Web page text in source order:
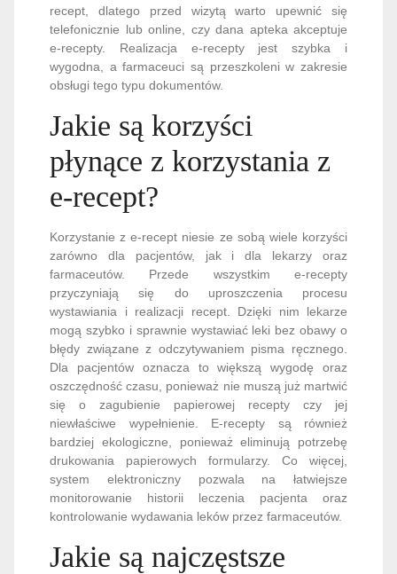
recept, dlatego przed wizytą warto upewnić się
telefonicznie lub online, czy dana apteka akceptuje
e-recepty. Realizacja e-recepty jest szybka i
wygodna, a farmaceuci są przeszkoleni w zakresie
obsługi tego typu dokumentów.
Jakie są korzyści
płynące z korzystania z
e-recept?
Korzystanie z e-recept niesie ze sobą wiele korzyści
zarówno dla pacjentów, jak i dla lekarzy oraz
farmaceutów. Przede wszystkim e-recepty
przyczyniają się do uproszczenia procesu
wystawiania i realizacji recept. Dzięki nim lekarze
mogą szybko i sprawnie wystawiać leki bez obawy o
błędy związane z odczytywaniem pisma ręcznego.
Dla pacjentów oznacza to większą wygodę oraz
oszczędność czasu, ponieważ nie muszą już martwić
się o zagubienie papierowej recepty czy jej
niewłaściwe wypełnienie. E-recepty są również
bardziej ekologiczne, ponieważ eliminują potrzebę
drukowania papierowych formularzy. Co więcej,
system elektroniczny pozwala na łatwiejsze
monitorowanie historii leczenia pacjenta oraz
kontrolowanie wydawania leków przez farmaceutów.
Jakie są najczęstsze